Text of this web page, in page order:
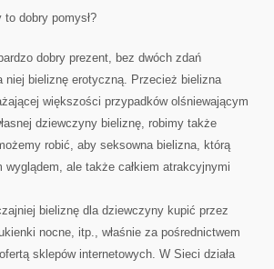
dobry pomysł?
dobry prezent, bez dwóch zdań
bieliznę erotyczną. Przecież bielizna
większości przypadków olśniewającym
dziewczyny bieliznę, robimy także
robić, aby seksowna bielizna, którą
ale także całkiem atrakcyjnymi
bieliznę dla dziewczyny kupić przez
nocne, itp., właśnie za pośrednictwem
sklepów internetowych. W Sieci działa